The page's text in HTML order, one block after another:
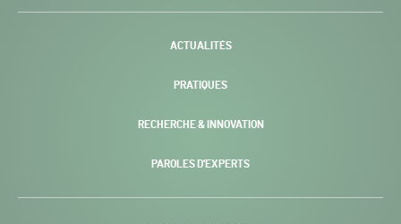
-
ACTUALITÉS
PRATIQUES
RECHERCHE & INNOVATION
PAROLES D’EXPERTS